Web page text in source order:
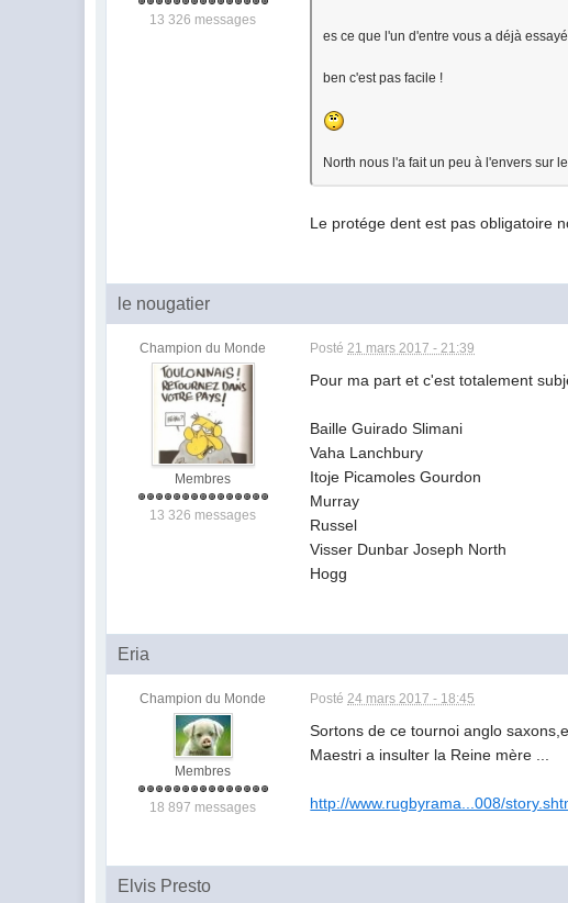
13 326 messages
es ce que l'un d'entre vous a déjà
ben c'est pas facile !
North nous l'a fait un peu à l'envers sur
Le protége dent est pas obligatoire
le nougatier
Champion du Monde
Membres
13 326 messages
Posté21 mars 2017 - 21:39
Pour ma part et c'est totalement
Baille Guirado Slimani
Vaha Lanchbury
Itoje Picamoles Gourdon
Murray
Russel
Visser Dunbar Joseph North
Hogg
Eria
Champion du Monde
Membres
18 897 messages
Posté24 mars 2017 - 18:45
Sortons de ce tournoi anglo
Maestri a insulter la Reine mère ...
http://www.rugbyrama...008/
Elvis Presto